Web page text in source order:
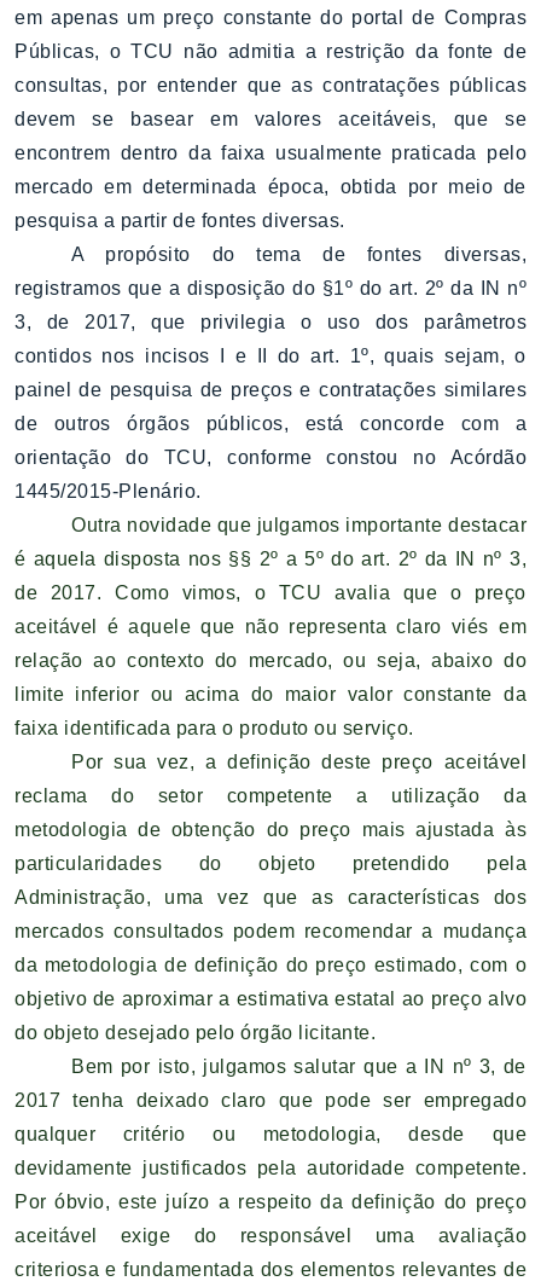
em apenas um preço constante do portal de Compras
Públicas, o TCU não admitia a restrição da fonte de
consultas, por entender que as contratações públicas
devem se basear em valores aceitáveis, que se
encontrem dentro da faixa usualmente praticada pelo
mercado em determinada época, obtida por meio de
pesquisa a partir de fontes diversas.
A propósito do tema de fontes diversas,
registramos que a disposição do §1º do art. 2º da IN nº
3, de 2017, que privilegia o uso dos parâmetros
contidos nos incisos I e II do art. 1º, quais sejam, o
painel de pesquisa de preços e contratações similares
de outros órgãos públicos, está concorde com a
orientação do TCU, conforme constou no Acórdão
1445/2015-Plenário.
Outra novidade que julgamos importante destacar
é aquela disposta nos §§ 2º a 5º do art. 2º da IN nº 3,
de 2017. Como vimos, o TCU avalia que o preço
aceitável é aquele que não representa claro viés em
relação ao contexto do mercado, ou seja, abaixo do
limite inferior ou acima do maior valor constante da
faixa identificada para o produto ou serviço.
Por sua vez, a definição deste preço aceitável
reclama do setor competente a utilização da
metodologia de obtenção do preço mais ajustada às
particularidades do objeto pretendido pela
Administração, uma vez que as características dos
mercados consultados podem recomendar a mudança
da metodologia de definição do preço estimado, com o
objetivo de aproximar a estimativa estatal ao preço alvo
do objeto desejado pelo órgão licitante.
Bem por isto, julgamos salutar que a IN nº 3, de
2017 tenha deixado claro que pode ser empregado
qualquer critério ou metodologia, desde que
devidamente justificados pela autoridade competente.
Por óbvio, este juízo a respeito da definição do preço
aceitável exige do responsável uma avaliação
criteriosa e fundamentada dos elementos relevantes de